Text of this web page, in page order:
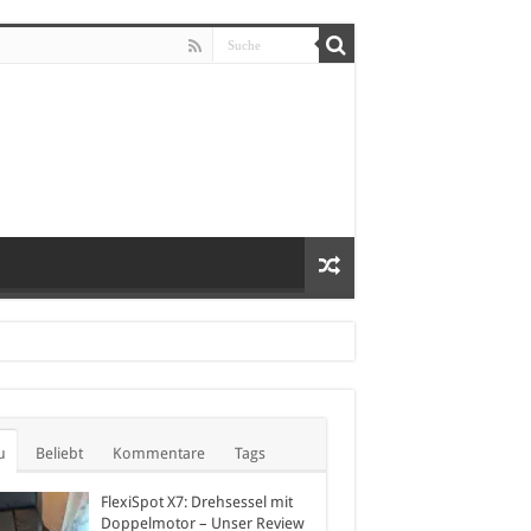
Beliebt Kommentare Tags
FlexiSpot X7: Drehsessel mit
Doppelmotor – Unser Review